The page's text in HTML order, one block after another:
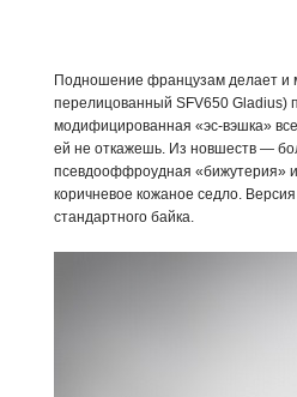
Подношение французам делает и
перелицованный SFV650
модифицированная «эс-вэшка»
ей не откажешь. Из новшеств —
псевдооффроудная «бижутерия»
коричневое кожаное седло.
стандартного байка.